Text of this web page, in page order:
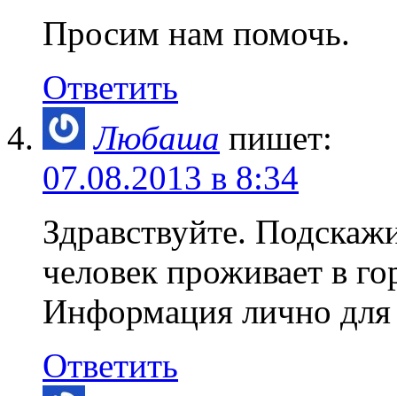
Просим нам помочь.
Ответить
Любаша пишет:
07.08.2013 в 8:34
Здравствуйте.
человек проживает в
Информация лично
Ответить